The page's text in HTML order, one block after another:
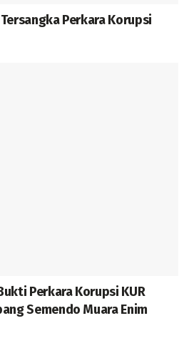
Perkara Korupsi
Perkara Korupsi KUR
Semendo Muara Enim